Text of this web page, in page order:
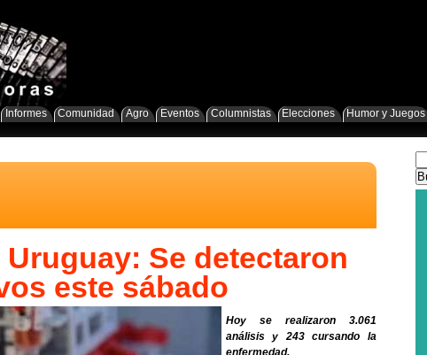
Informes Comunidad Agro Eventos Columnistas Elecciones Humor y Juegos
Se detectaron
este sábado
Hoy se realizaron 3.061
análisis y 243 cursando la
enfermedad.